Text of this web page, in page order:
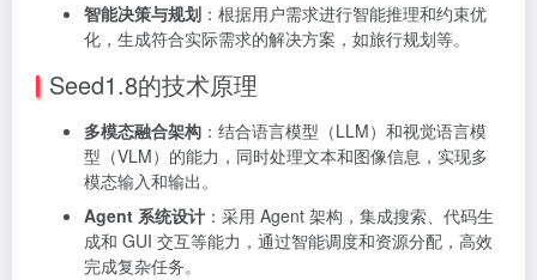
智能决策与规划 ：根据用户需求进行智能推理和约束优
化，生成符合实际需求的解决方案，如旅行规划等。
Seed1.8的技术原理
多模态融合架构 ：结合语言模型（LLM）和视觉语言模
型（VLM）的能力，同时处理文本和图像信息，实现多
模态输入和输出。
Agent 系统设计 ：采用 Agent 架构，集成搜索、代码生
成和 GUI 交互等能力，通过智能调度和资源分配，高效
完成复杂任务。